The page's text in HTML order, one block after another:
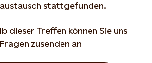
stattgefunden.
dieser Treffen können Sie uns
zusenden an